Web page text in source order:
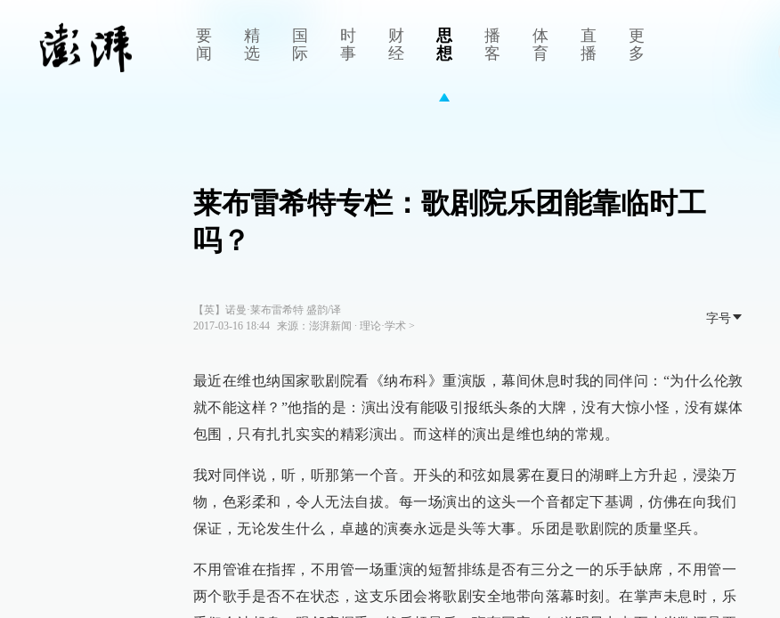
要
闻
精
选
国
际
时
事
财
经
思
想
播
客
体
育
直
播
更
多
莱布雷希特专栏：歌剧院乐团能靠临时工
吗？
【英】诺曼·莱布雷希特 盛韵/译
2017-03-16 18:44
来源： 澎湃新闻 ∙ 理论·学术>
字号
最近在维也纳国家歌剧院看《纳布科》重演版，幕间休息时我的同伴问：“为什么伦敦
就不能这样？”他指的是：演出没有能吸引报纸头条的大牌，没有大惊小怪，没有媒体
包围，只有扎扎实实的精彩演出。而这样的演出是维也纳的常规。
我对同伴说，听，听那第一个音。开头的和弦如晨雾在夏日的湖畔上方升起，浸染万
物，色彩柔和，令人无法自拔。每一场演出的这头一个音都定下基调，仿佛在向我们
保证，无论发生什么，卓越的演奏永远是头等大事。乐团是歌剧院的质量坚兵。
不用管谁在指挥，不用管一场重演的短暂排练是否有三分之一的乐手缺席，不用管一
两个歌手是否不在状态，这支乐团会将歌剧安全地带向落幕时刻。在掌声未息时，乐